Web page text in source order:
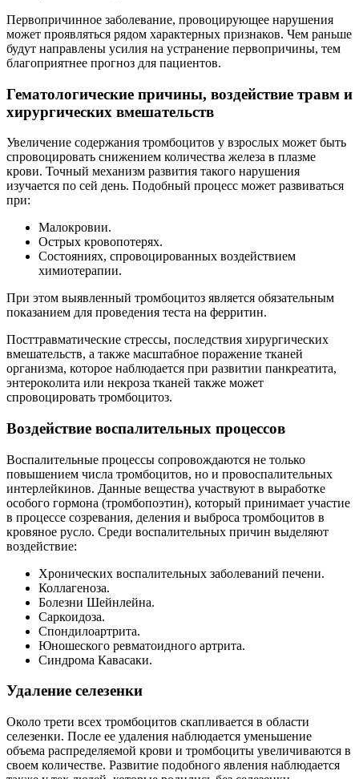
Первопричинное заболевание, провоцирующее нарушения
может проявляться рядом характерных признаков. Чем раньше
будут направлены усилия на устранение первопричины, тем
благоприятнее прогноз для пациентов.
Гематологические причины, воздействие травм и
хирургических вмешательств
Увеличение содержания тромбоцитов у взрослых может быть
спровоцировать снижением количества железа в плазме
крови. Точный механизм развития такого нарушения
изучается по сей день. Подобный процесс может развиваться
при:
Малокровии.
Острых кровопотерях.
Состояниях, спровоцированных воздействием
химиотерапии.
При этом выявленный тромбоцитоз является обязательным
показанием для проведения теста на ферритин.
Посттравматические стрессы, последствия хирургических
вмешательств, а также масштабное поражение тканей
организма, которое наблюдается при развитии панкреатита,
энтероколита или некроза тканей также может
спровоцировать тромбоцитоз.
Воздействие воспалительных процессов
Воспалительные процессы сопровождаются не только
повышением числа тромбоцитов, но и провоспалительных
интерлейкинов. Данные вещества участвуют в выработке
особого гормона (тромбопоэтин), который принимает участие
в процессе созревания, деления и выброса тромбоцитов в
кровяное русло. Среди воспалительных причин выделяют
воздействие:
Хронических воспалительных заболеваний печени.
Коллагеноза.
Болезни Шейнлейна.
Саркоидоза.
Спондилоартрита.
Юношеского ревматоидного артрита.
Синдрома Кавасаки.
Удаление селезенки
Около трети всех тромбоцитов скапливается в области
селезенки. После ее удаления наблюдается уменьшение
объема распределяемой крови и тромбоциты увеличиваются в
своем количестве. Развитие подобного явления наблюдается